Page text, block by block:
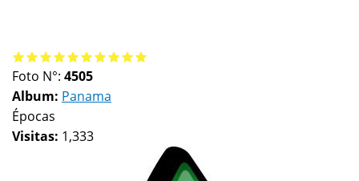
Foto N°: 4505
Album: Panama
Épocas
Visitas: 1,333